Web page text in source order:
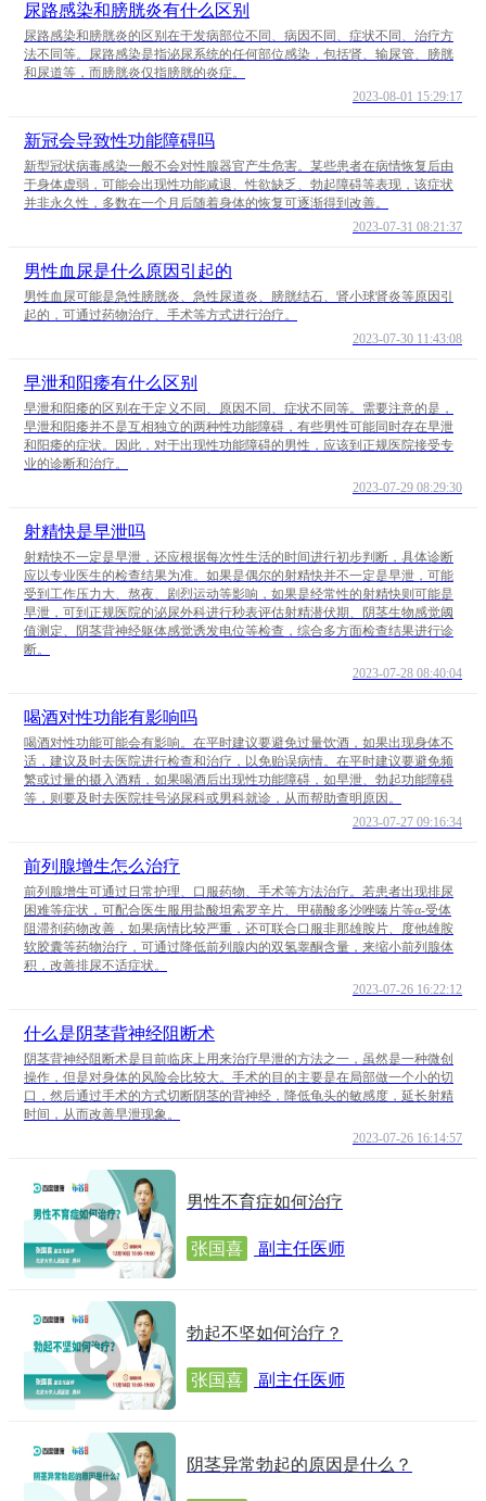
尿路感染和膀胱炎有什么区别
尿路感染和膀胱炎的区别在于发病部位不同、病因不同、症状不同、治疗方
法不同等。尿路感染是指泌尿系统的任何部位感染，包括肾、输尿管、膀胱
和尿道等，而膀胱炎仅指膀胱的炎症。
2023-08-01 15:29:17
新冠会导致性功能障碍吗
新型冠状病毒感染一般不会对性腺器官产生危害。某些患者在病情恢复后由
于身体虚弱，可能会出现性功能减退、性欲缺乏、勃起障碍等表现，该症状
并非永久性，多数在一个月后随着身体的恢复可逐渐得到改善。
2023-07-31 08:21:37
男性血尿是什么原因引起的
男性血尿可能是急性膀胱炎、急性尿道炎、膀胱结石、肾小球肾炎等原因引
起的，可通过药物治疗、手术等方式进行治疗。
2023-07-30 11:43:08
早泄和阳痿有什么区别
早泄和阳痿的区别在于定义不同、原因不同、症状不同等。需要注意的是，
早泄和阳痿并不是互相独立的两种性功能障碍，有些男性可能同时存在早泄
和阳痿的症状。因此，对于出现性功能障碍的男性，应该到正规医院接受专
业的诊断和治疗。
2023-07-29 08:29:30
射精快是早泄吗
射精快不一定是早泄，还应根据每次性生活的时间进行初步判断，具体诊断
应以专业医生的检查结果为准。如果是偶尔的射精快并不一定是早泄，可能
受到工作压力大、熬夜、剧烈运动等影响，如果是经常性的射精快则可能是
早泄，可到正规医院的泌尿外科进行秒表评估射精潜伏期、阴茎生物感觉阈
值测定、阴茎背神经躯体感觉诱发电位等检查，综合多方面检查结果进行诊
断。
2023-07-28 08:40:04
喝酒对性功能有影响吗
喝酒对性功能可能会有影响。在平时建议要避免过量饮酒，如果出现身体不
适，建议及时去医院进行检查和治疗，以免贻误病情。在平时建议要避免频
繁或过量的摄入酒精，如果喝酒后出现性功能障碍，如早泄、勃起功能障碍
等，则要及时去医院挂号泌尿科或男科就诊，从而帮助查明原因。
2023-07-27 09:16:34
前列腺增生怎么治疗
前列腺增生可通过日常护理、口服药物、手术等方法治疗。若患者出现排尿
困难等症状，可配合医生服用盐酸坦索罗辛片、甲磺酸多沙唑嗪片等α-受体
阻滞剂药物改善，如果病情比较严重，还可联合口服非那雄胺片、度他雄胺
软胶囊等药物治疗，可通过降低前列腺内的双氢睾酮含量，来缩小前列腺体
积，改善排尿不适症状。
2023-07-26 16:22:12
什么是阴茎背神经阻断术
阴茎背神经阻断术是目前临床上用来治疗早泄的方法之一，虽然是一种微创
操作，但是对身体的风险会比较大。手术的目的主要是在局部做一个小的切
口，然后通过手术的方式切断阴茎的背神经，降低龟头的敏感度，延长射精
时间，从而改善早泄现象。
2023-07-26 16:14:57
男性不育症如何治疗
张国喜 副主任医师
勃起不坚如何治疗？
张国喜 副主任医师
阴茎异常勃起的原因是什么？